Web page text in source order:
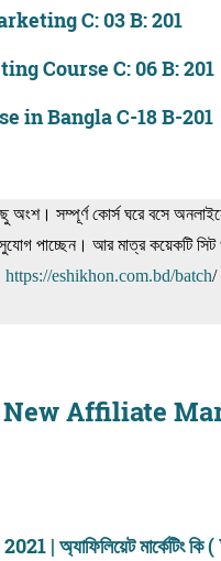
C: 03 B: 201
Course C: 06 B: 201
in Bangla C-18 B-201
অংশ। সম্পূর্ণ কোর্স ঘরে বসে
পাচ্ছেন। আর মাত্র কয়েকটি
https://eshikhon.com.bd/batch/
The New
অ্যাফিলিয়েট